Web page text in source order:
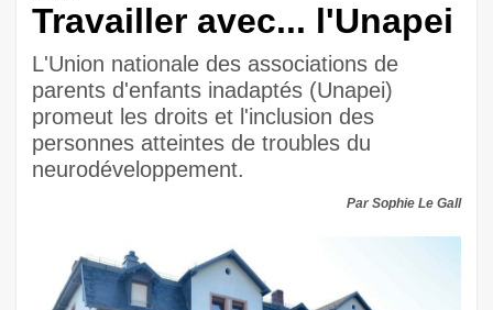
Travailler avec... l'Unapei
L'Union nationale des associations de
parents d'enfants inadaptés (Unapei)
promeut les droits et l'inclusion des
personnes atteintes de troubles du
neurodéveloppement.
Par Sophie Le Gall